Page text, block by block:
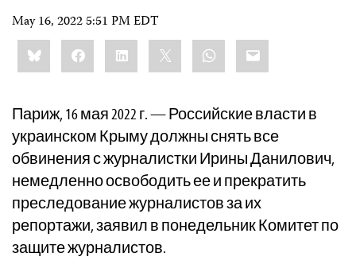
May 16, 2022 5:51 PM EDT
Share
this:BlueskyFacebookLinkedIn WhatsApp
Email
Париж, 16 мая 2022 г. — Российские власти в
украинском Крыму должны снять все
обвинения с журналистки Ирины Данилович,
немедленно освободить ее и прекратить
преследование журналистов за их
репортажи, заявил в понедельник Комитет по
защите журналистов.